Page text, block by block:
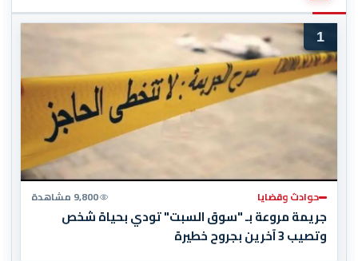
1
حوادث وقضايا 9,800 مشاهدة
جريمة مروعة بـ "سوق السبت" تودي بحياة شخص
وتصيب 3 آخرين بجروح خطيرة